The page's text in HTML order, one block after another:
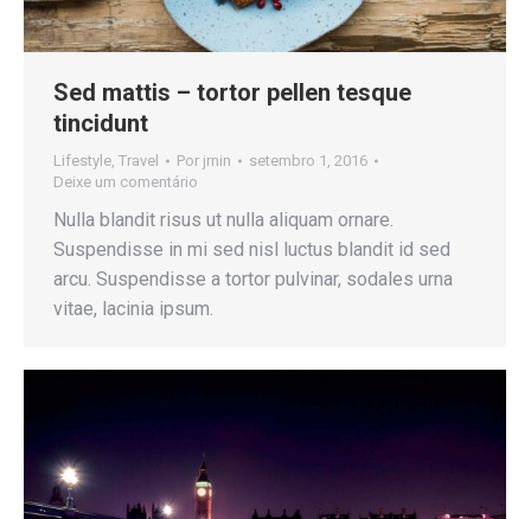
Sed mattis – tortor pellen tesque
tincidunt
Lifestyle Travel Por jrnin
setembro 1, 2016
Deixe um comentário
Nulla blandit risus ut nulla aliquam ornare.
Suspendisse in mi sed nisl luctus blandit id sed
arcu. Suspendisse a tortor pulvinar, sodales urna
vitae, lacinia ipsum.